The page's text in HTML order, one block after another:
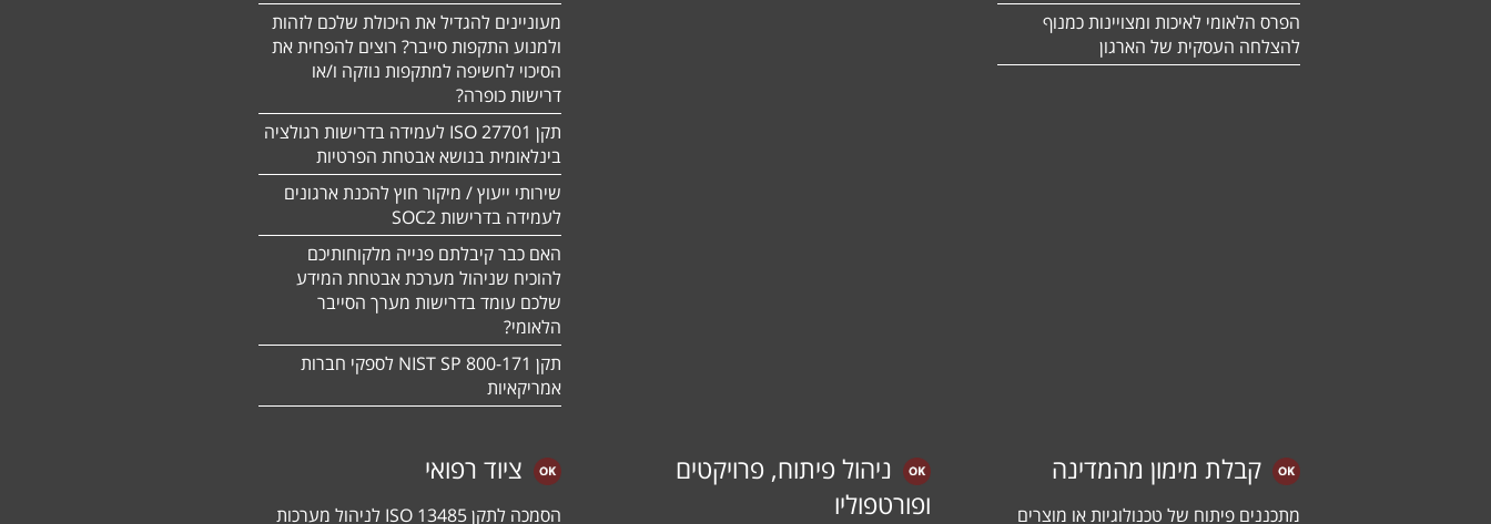
הפרס הלאומי לאיכות ומצויינות כמנוף
להצלחה העסקית של הארגון
מעוניינים להגדיל את היכולת שלכם לזהות
ולמנוע התקפות סייבר? רוצים להפחית את
הסיכוי לחשיפה למתקפות נוזקה ו/או
דרישות כופרה?
תקן 27701 ISO לעמידה בדרישות רגולציה
בינלאומית בנושא אבטחת הפרטיות
שירותי ייעוץ / מיקור חוץ להכנת ארגונים
לעמידה בדרישות SOC2
האם כבר קיבלתם פנייה מלקוחותיכם
להוכיח שניהול מערכת אבטחת המידע
שלכם עומד בדרישות מערך הסייבר
הלאומי?
תקן NIST SP 800-171 לספקי חברות
אמריקאיות
קבלת מימון מהמדינה
מתכננים פיתוח של טכנולוגיות או מוצרים
ניהול פיתוח, פרויקטים
ופורטפוליו
ציוד רפואי
הסמכה לתקן 13485 ISO לניהול מערכות